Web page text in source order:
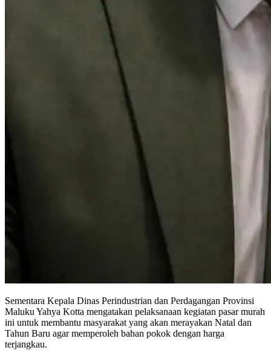
Sementara Kepala Dinas Perindustrian dan Perdagangan Provinsi
Maluku Yahya Kotta mengatakan pelaksanaan kegiatan pasar murah
ini untuk membantu masyarakat yang akan merayakan Natal dan
Tahun Baru agar memperoleh bahan pokok dengan harga
terjangkau.